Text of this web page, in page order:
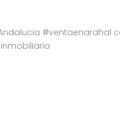
#ventaenarahal